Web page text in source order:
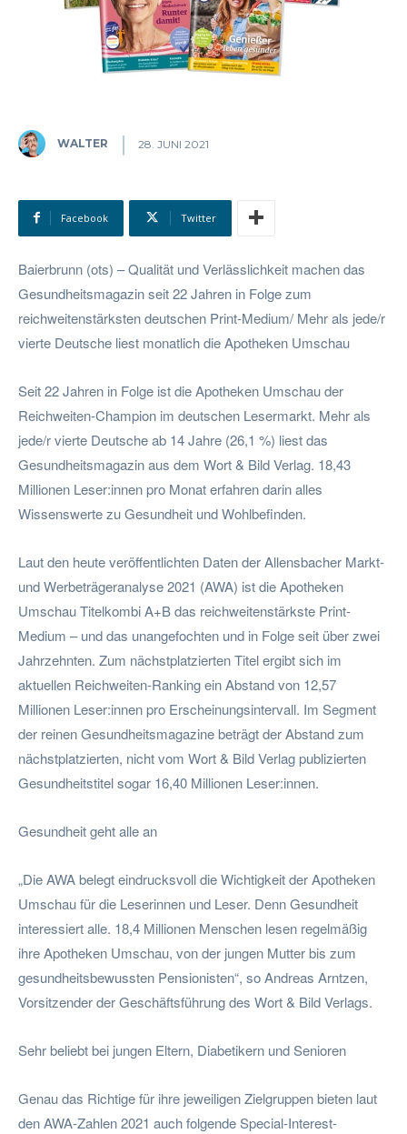
WALTER 28. JUNI 2021
Facebook Twitter
Baierbrunn (ots) – Qualität und Verlässlichkeit machen das
Gesundheitsmagazin seit 22 Jahren in Folge zum
reichweitenstärksten deutschen Print-Medium/ Mehr als jede/r
vierte Deutsche liest monatlich die Apotheken Umschau
Seit 22 Jahren in Folge ist die Apotheken Umschau der
Reichweiten-Champion im deutschen Lesermarkt. Mehr als
jede/r vierte Deutsche ab 14 Jahre (26,1 %) liest das
Gesundheitsmagazin aus dem Wort & Bild Verlag. 18,43
Millionen Leser:innen pro Monat erfahren darin alles
Wissenswerte zu Gesundheit und Wohlbefinden.
Laut den heute veröffentlichten Daten der Allensbacher Markt-
und Werbeträgeranalyse 2021 (AWA) ist die Apotheken
Umschau Titelkombi A+B das reichweitenstärkste Print-
Medium – und das unangefochten und in Folge seit über zwei
Jahrzehnten. Zum nächstplatzierten Titel ergibt sich im
aktuellen Reichweiten-Ranking ein Abstand von 12,57
Millionen Leser:innen pro Erscheinungsintervall. Im Segment
der reinen Gesundheitsmagazine beträgt der Abstand zum
nächstplatzierten, nicht vom Wort & Bild Verlag publizierten
Gesundheitstitel sogar 16,40 Millionen Leser:innen.
Gesundheit geht alle an
„Die AWA belegt eindrucksvoll die Wichtigkeit der Apotheken
Umschau für die Leserinnen und Leser. Denn Gesundheit
interessiert alle. 18,4 Millionen Menschen lesen regelmäßig
ihre Apotheken Umschau, von der jungen Mutter bis zum
gesundheitsbewussten Pensionisten“, so Andreas Arntzen,
Vorsitzender der Geschäftsführung des Wort & Bild Verlags.
Sehr beliebt bei jungen Eltern, Diabetikern und Senioren
Genau das Richtige für ihre jeweiligen Zielgruppen bieten laut
den AWA-Zahlen 2021 auch folgende Special-Interest-